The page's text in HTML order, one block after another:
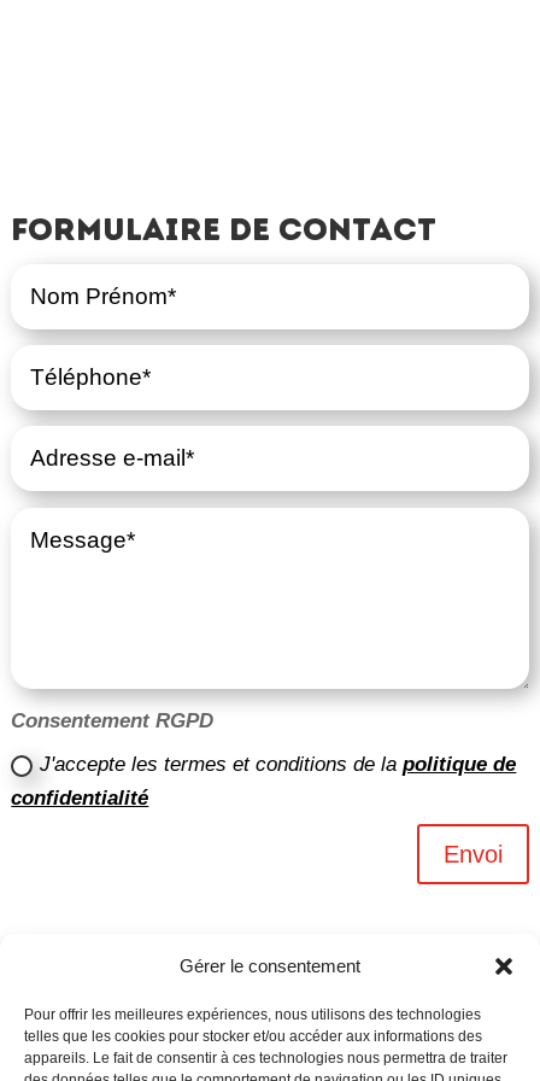
Gérer le consentement
Pour offrir les meilleures expériences, nous utilisons des technologies
telles que les cookies pour stocker et/ou accéder aux informations des
appareils. Le fait de consentir à ces technologies nous permettra de traiter
Formulaire de contact
Consentement RGPD
J'accepte les termes et conditions de lapolitique de
confidentialité
Envoi